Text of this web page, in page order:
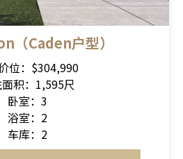
（Caden户型）
位：$304,990
积：1,595尺
卧室：3
浴室：2
车库：2